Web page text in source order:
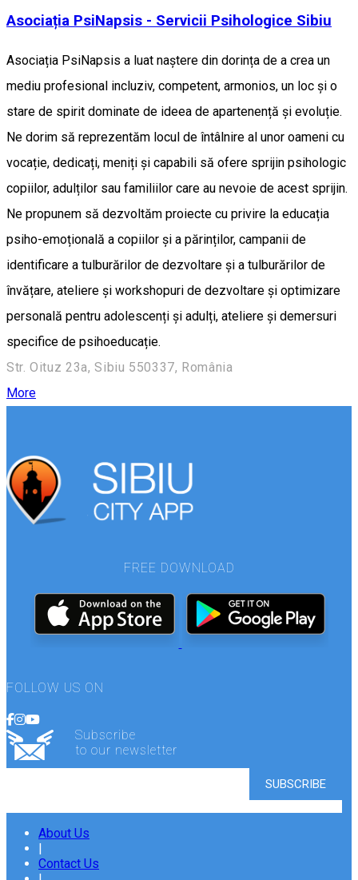
Asociația PsiNapsis - Servicii Psihologice Sibiu
Asociația PsiNapsis a luat naștere din dorința de a crea un
mediu profesional incluziv, competent, armonios, un loc și o
stare de spirit dominate de ideea de apartenență și evoluție.
Ne dorim să reprezentăm locul de întâlnire al unor oameni cu
vocație, dedicați, meniți și capabili să ofere sprijin psihologic
copiilor, adulților sau familiilor care au nevoie de acest sprijin.
Ne propunem să dezvoltăm proiecte cu privire la educația
psiho-emoțională a copiilor și a părinților, campanii de
identificare a tulburărilor de dezvoltare și a tulburărilor de
învățare, ateliere și workshopuri de dezvoltare și optimizare
personală pentru adolescenți și adulți, ateliere și demersuri
specifice de psihoeducație.
Str. Oituz 23a, Sibiu 550337, România
More
FREE DOWNLOAD
FOLLOW US ON
Subscribe
to our newsletter
About Us
Contact Us